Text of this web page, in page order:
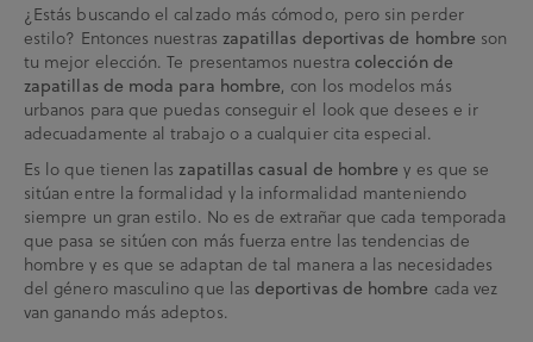
¿Estás buscando el calzado más cómodo, pero sin perder
estilo? Entonces nuestras zapatillas deportivas de hombre son
tu mejor elección. Te presentamos nuestra colección de
zapatillas de moda para hombre, con los modelos más
urbanos para que puedas conseguir el look que desees e ir
adecuadamente al trabajo o a cualquier cita especial.
Es lo que tienen laszapatillas casual de hombre y es que se
sitúan entre la formalidad y la informalidad manteniendo
siempre un gran estilo. No es de extrañar que cada temporada
que pasa se sitúen con más fuerza entre las tendencias de
hombre y es que se adaptan de tal manera a las necesidades
del género masculino que lasdeportivas de hombre cada vez
van ganando más adeptos.